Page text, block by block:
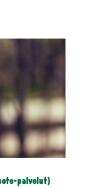
palvelut)